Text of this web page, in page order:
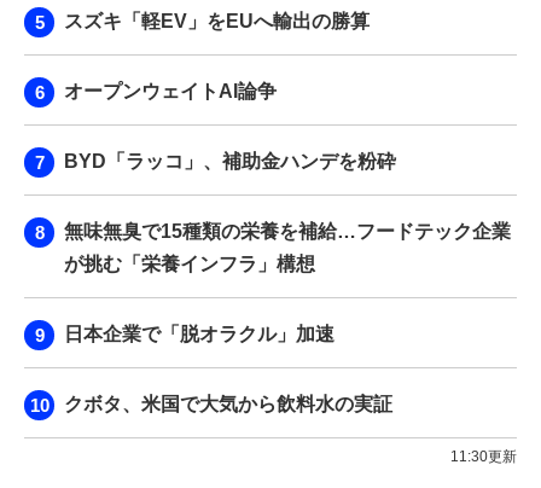
スズキ「軽EV」をEUへ輸出の勝算
オープンウェイトAI論争
BYD「ラッコ」、補助金ハンデを粉砕
無味無臭で15種類の栄養を補給…フードテック企業
が挑む「栄養インフラ」構想
日本企業で「脱オラクル」加速
クボタ、米国で大気から飲料水の実証
11:30更新